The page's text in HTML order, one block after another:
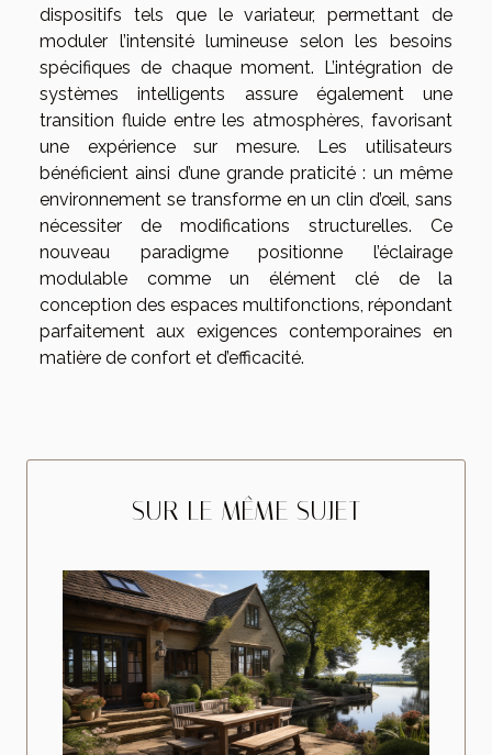
dispositifs tels que le variateur, permettant de
moduler l’intensité lumineuse selon les besoins
spécifiques de chaque moment. L’intégration de
systèmes intelligents assure également une
transition fluide entre les atmosphères, favorisant
une expérience sur mesure. Les utilisateurs
bénéficient ainsi d’une grande praticité : un même
environnement se transforme en un clin d’œil, sans
nécessiter de modifications structurelles. Ce
nouveau paradigme positionne l’éclairage
modulable comme un élément clé de la
conception des espaces multifonctions, répondant
parfaitement aux exigences contemporaines en
matière de confort et d’efficacité.
SUR LE MÊME SUJET